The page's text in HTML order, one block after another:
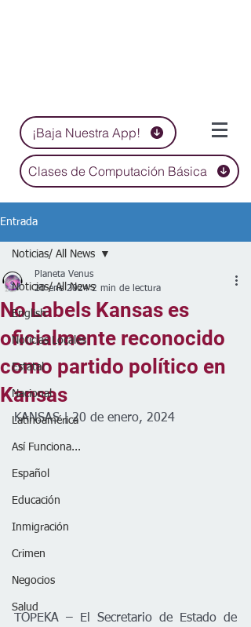
¡Baja Nuestra App!
Clases de Computación Básica
Entrada
Noticias/ All News
English
Noticias Locales
Estatal
Nacional
Latinoamérica
Así Funciona...
Español
Educación
Inmigración
Crimen
Negocios
Salud
Noticias/ All News
No Labels Kansas es
oficialmente reconocido
como partido político en
Kansas
Planeta Venus
20 ene 2024 2 min de lectura
KANSAS | 20 de enero, 2024
TOPEKA – El Secretario de Estado de